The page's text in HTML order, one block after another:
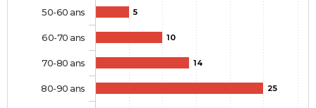
5
10
14
25
50-60 ans
60-70 ans
70-80 ans
80-90 ans